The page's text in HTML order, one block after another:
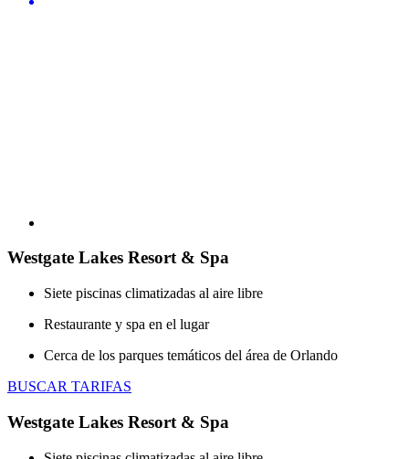
Westgate Lakes Resort & Spa
Siete piscinas climatizadas al aire libre
Restaurante y spa en el lugar
Cerca de los parques temáticos del área de Orlando
BUSCAR TARIFAS
Westgate Lakes Resort & Spa